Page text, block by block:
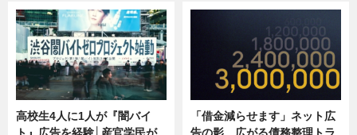
高校生4人に1人が『闇バイ
ト』広告を経験│産官学民が
「借金減らせます」ネット広
告の影 広がる債務整理トラ